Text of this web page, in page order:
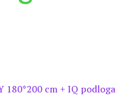
180*200 cm + IQ podloga